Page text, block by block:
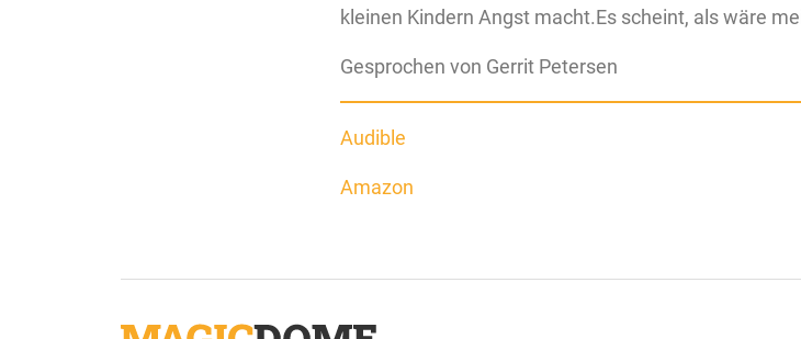
kleinen Kindern Angst macht.Es scheint, als wäre
Gesprochen von Gerrit Petersen
Audible
Amazon